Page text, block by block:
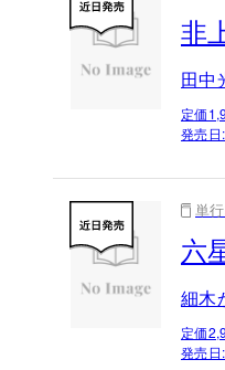
非
田中
定価
発売日:
単
六
細木
定価
発売日: